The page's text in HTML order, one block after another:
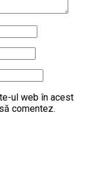
ul web în acest
comentez.